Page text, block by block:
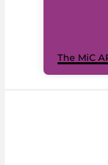
The MiC